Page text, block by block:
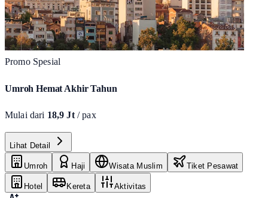
Promo Spesial
Umroh Hemat Akhir Tahun
Mulai dari 18,9 Jt/ pax
Lihat Detail
Umroh Haji Wisata Muslim Tiket Pesawat
Hotel Kereta Aktivitas